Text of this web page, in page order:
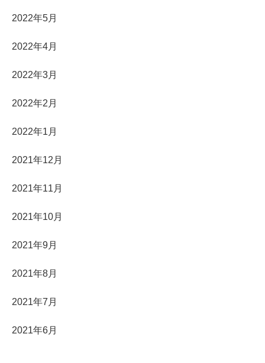
2022年5月
2022年4月
2022年3月
2022年2月
2022年1月
2021年12月
2021年11月
2021年10月
2021年9月
2021年8月
2021年7月
2021年6月